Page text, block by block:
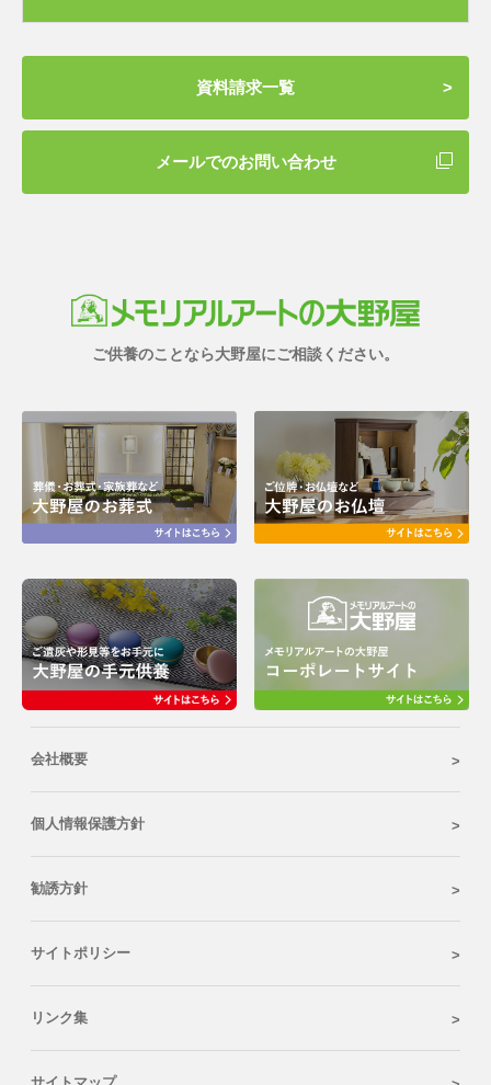
資料請求一覧
メールでのお問い合わせ
ご供養のことなら大野屋にご相談ください。
会社概要
個人情報保護方針
勧誘方針
サイトポリシー
リンク集